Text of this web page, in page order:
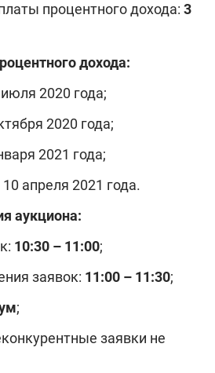
процентного дохода: 3
дохода:
2020 года;
2020 года;
2021 года;
апреля 2021 года.
аукциона:
10:30 – 11:00;
заявок: 11:00 – 11:30;
;
заявки не